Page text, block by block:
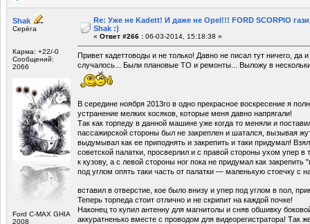
Shak
Серёга
Карма: +22/-0
Сообщений:
2066
Ford C-MAX GHIA
2008
Re: Уже не Kadett! И даже не Opel!!! FORD SCORPIO
Shak :)
« Ответ #266 : 06-03-2014, 15:18:38 »
Привет кадеттоводы и не только! Давно не писал тут ничего, да
случалось... Были плановые ТО и ремонты... Выложу в
В середине ноября 2013го в одно прекрасное воскресение я
устранение мелких косяков, которые меня давно напрягали!
Так как торпеду в данной машине уже когда то меняли и
пассажирской стороны был не закреплен и шатался, вызывая
выдумывал как ее приподнять и закрепить и таки придумал!
советской палатки, просверлил и с правой стороны ухом упер в
к кузову, а с левой стороны ног пока не придумал как закрепить
под углом опять таки часть от палатки — маленькую стоечку с
вставил в отверстие, кое было внизу и упер под углом в пол,
Теперь торпеда стоит отлично и не скрипит на каждой почке!
Наконец то купил антенну для магнитолы и сняв обшивку
аккуратненько вместе с проводом для видеорегистратора! Так